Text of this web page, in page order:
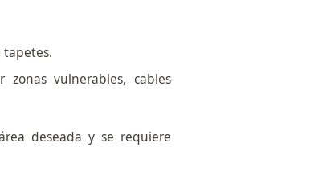
tapetes.
vulnerables, cables
deseada y se requiere